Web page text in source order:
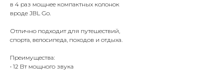
в 4 раз мощнее компактных колонок
вроде JBL Go.
Отлично подходит для путешествий,
спорта, велосипеда, походов и отдыха.
Преимущества:
• 12 Вт мощного звука